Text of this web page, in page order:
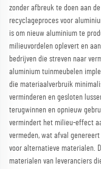
zonder afbreuk te doen aan
recyclageproces voor
is om nieuw aluminium te
milieuvordelen oplevert en
bedrijven die streven naar
aluminium tuinmeubelen
die materiaalverbruik
verminderen en gesloten
terugwinnen en opnieuw
vermindert het milieu-effect
vermeden, wat afval
voor alternatieve materialen.
materialen van leveranciers